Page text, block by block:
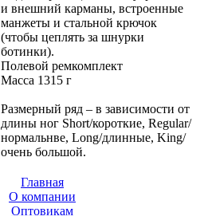
и внешний карманы, встроенные
манжеты и стальной крючок
(чтобы цеплять за шнурки
ботинки).
Полевой ремкомплект
Масса 1315 г
Размерный ряд – в зависимости от
длины ног Short/короткие, Regular/
нормальнве, Long/длинные, King/
очень большой.
Главная
О компании
Оптовикам